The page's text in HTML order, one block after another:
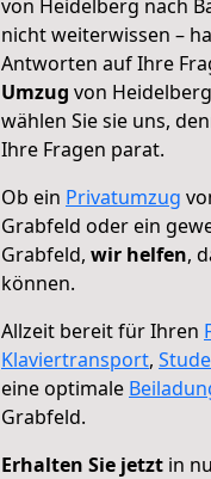
von Heidelberg nach
nicht weiterwissen –
Antworten auf Ihre
Umzug von
wählen Sie sie uns,
Ihre Fragen parat.
Ob ein Privatumzug
Grabfeld oder ein
Grabfeld, wir helfen,
können.
Allzeit bereit für Ihren
Klaviertransport,
eine optimale
Grabfeld.
Erhalten Sie jetzt in